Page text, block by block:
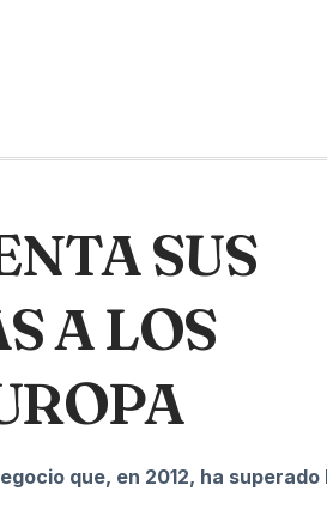
SUS
A LOS
que, en 2012, ha superado